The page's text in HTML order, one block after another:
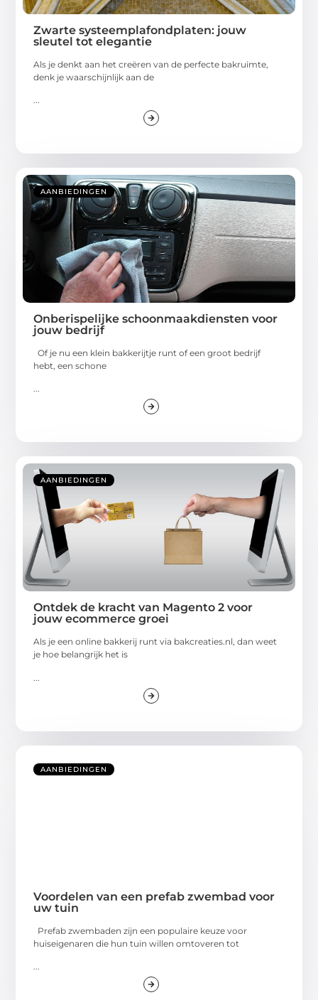
Zwarte systeemplafondplaten: jouw
sleutel tot elegantie
Als je denkt aan het creëren van de perfecte bakruimte,
denk je waarschijnlijk aan de
...
AANBIEDINGEN
Onberispelijke schoonmaakdiensten voor
jouw bedrijf
Of je nu een klein bakkerijtje runt of een groot bedrijf
hebt, een schone
...
AANBIEDINGEN
Ontdek de kracht van Magento 2 voor
jouw ecommerce groei
Als je een online bakkerij runt via bakcreaties.nl, dan weet
je hoe belangrijk het is
AANBIEDINGEN
Voordelen van een prefab zwembad voor
uw tuin
Prefab zwembaden zijn een populaire keuze voor
huiseigenaren die hun tuin willen omtoveren tot
...